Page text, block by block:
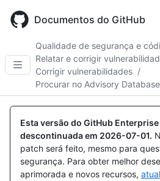
main
Documentos do GitHub
Qualidade de segurança e
Relatar e corrigir
Corrigir vulnerabilidades /
Procurar no Advisory Database
Esta versão do GitHub
descontinuada em 2026-07-01.
patch será feito, mesmo para
segurança. Para obter melhor
aprimorada e novos recursos,